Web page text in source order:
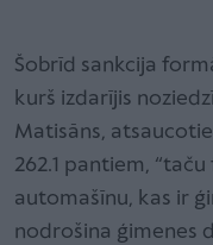
Šobrīd sankcija
kurš izdarījis
Matisāns,
262.1 pantiem,
automašīnu, kas ir
nodrošina ģimenes